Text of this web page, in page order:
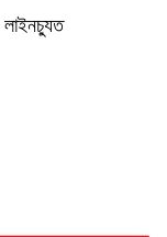
লাইনচ্যুত